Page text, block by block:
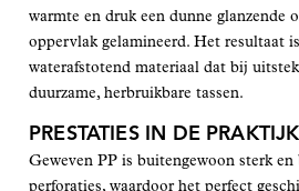
warmte en druk een dunne glanzende
oppervlak gelamineerd. Het resultaat
waterafstotend materiaal dat bij
duurzame, herbruikbare tassen.
PRESTATIES IN DE PRAKTIJK
Geweven PP is buitengewoon sterk en
perforaties, waardoor het perfect